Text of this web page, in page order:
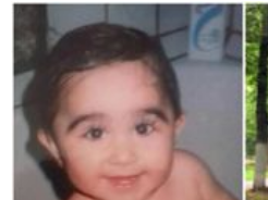
კატეგორიის ყველა